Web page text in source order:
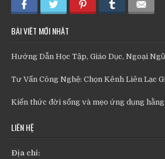
BÀI VIẾT MỚI NHẤT
Hướng Dẫn Học Tập, Giáo Dục, Ngoại
Tư Vấn Công Nghệ: Chọn Kênh Liên Lạc
Kiến thức đời sống và mẹo ứng dụng
LIÊN HỆ
Địa chỉ: